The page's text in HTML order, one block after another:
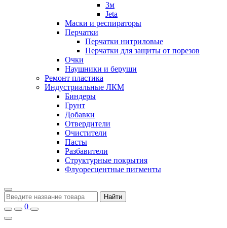
3м
Jeta
Маски и респираторы
Перчатки
Перчатки нитриловые
Перчатки для защиты от порезов
Очки
Наушники и беруши
Ремонт пластика
Индустриальные ЛКМ
Биндеры
Грунт
Добавки
Отвердители
Очистители
Пасты
Разбавители
Структурные покрытия
Флуоресцентные пигменты
Найти
0